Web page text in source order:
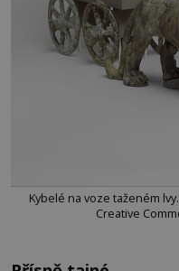
Kybelé na voze taženém
Creative